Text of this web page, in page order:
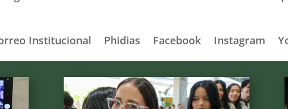
Institucional Phidias Facebook Instagram